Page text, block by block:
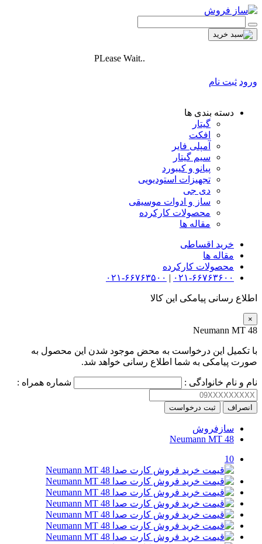
PLease Wait..
ورود ثبت نام
دسته بندی ها
گیتار
افکت
آمپلی فایر
سیم گیتار
پیانو و کیبورد
تجهیزات استودیویی
دی جی
ساز و ادوات موسیقی
محصولات کارکرده
مقاله ها
خرید اقساطی
مقاله ها
محصولات کارکرده
۰۲۱-۶۶۷۶۳۶۰۰ | ۰۲۱-۶۶۷۶۳۵۰۰
اطلاع رسانی پیامکی این کالا
×
Neumann MT 48
با تکمیل این درخواست به محض موجود شدن این محصول به
صورت پیامکی به شما اطلاع رسانی خواهد شد.
نام و نام خانوادگی : شماره همراه :
انصراف ثبت درخواست
سازفروش
Neumann MT 48
10